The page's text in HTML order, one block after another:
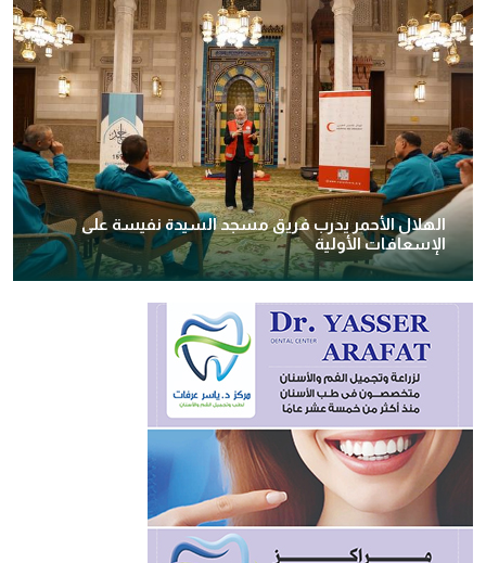
الهلال الأحمر يدرب فريق مسجد السيدة نفيسة على
الإسعافات الأولية